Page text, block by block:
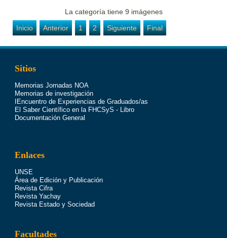
La categoría tiene 9 imágenes
Inicio
Anterior 1 2 Siguiente Final
Sitios
Memorias Jornadas NOA
Memorias de investigación
IEncuentro de Experiencias de Graduados/as
El Saber Científico en la FHCSyS - Libro
Documentación General
Enlaces
UNSE
Área de Edición y Publicación
Revista Cifra
Revista Yachay
Revista Estado y Sociedad
Facultades